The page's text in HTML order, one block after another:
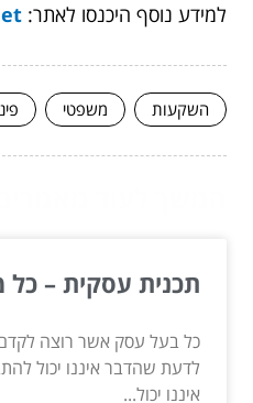
למידע נוסף היכנסו לאתר:
השקעות משפטי
תכנית עסקית –
כל בעל עסק אשר רוצה
לדעת שהדבר איננו יכול
איננו יכול...